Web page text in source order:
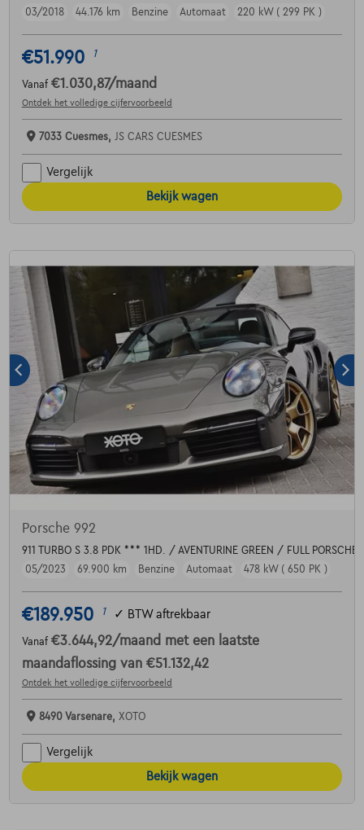
03/2018
44.176 km Benzine Automaat 220 kW ( 299 PK )
€51.990 1
Vanaf €1.030,87/maand
Ontdek het volledige cijfervoorbeeld
7033 Cuesmes, JS CARS CUESMES
Vergelijk
Bekijk wagen
Porsche 992
911 TURBO S 3.8 PDK *** 1HD. / AVENTURINE GREEN / FULL PORSCHE
05/2023
69.900 km Benzine Automaat 478 kW ( 650 PK )
€189.950 1 ✓ BTW aftrekbaar
Vanaf €3.644,92/maand met een laatste
maandaflossing van €51.132,42
Ontdek het volledige cijfervoorbeeld
8490 Varsenare, XOTO
Vergelijk
Bekijk wagen